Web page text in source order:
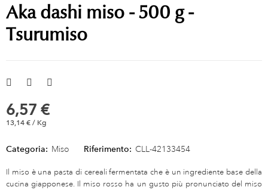
Aka dashi miso - 500 g -
Tsurumiso
6,57 €
13,14 € / Kg
Categoria: Miso Riferimento: CLL-42133454
Il miso è una pasta di cereali fermentata che è un ingrediente base della
cucina giapponese. Il miso rosso ha un gusto più pronunciato del miso